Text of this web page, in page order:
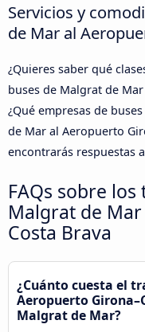
Servicios y
de Mar al
¿Quieres saber qué
buses de Malgrat de
¿Qué empresas de
de Mar al Aeropuerto
encontrarás respuestas
FAQs sobre
Malgrat de
Costa Brava
¿Cuánto cuesta el
Aeropuerto
Malgrat de Mar?